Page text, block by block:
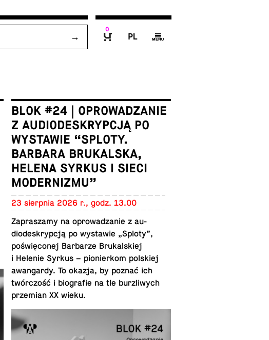
0
P g
BLOK #24 | OPROWADZANIE
Z AUDIODESKRYPCJĄ PO
WYSTAWIE “SPLOTY.
BARBARA BRUKALSKA,
HELENA SYRKUS I SIECI
MODERNIZMU”
23 sierp­nia 2026 r., godz. 13.00
Za­praszamy na oprowadzanie z au­
diodeskrypcją po wys­tawie „Sploty”,
poświęconej Bar­barze Brukalskiej
i Helenie Syrkus – pi­o­nierkom pol­skiej
awan­gardy. To okazja, by poznać ich
twórczość i bi­ografie na tle bur­zli­wych
przemian XX wieku.